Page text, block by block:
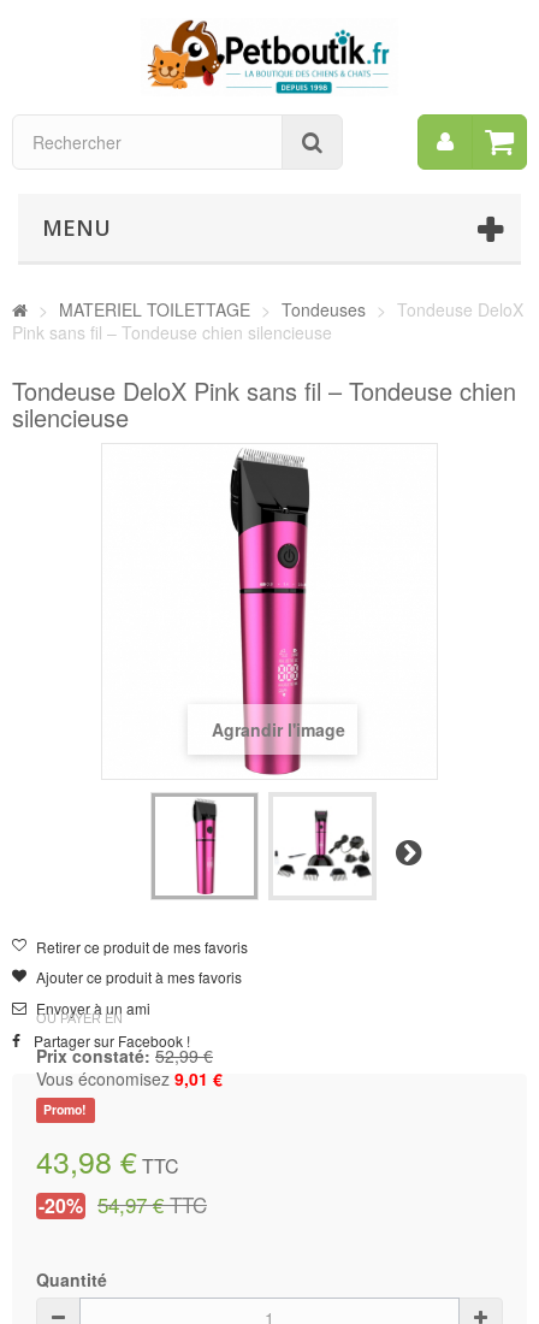
Mon
MENU
> MATERIEL TOILETTAGE > Tondeuses > Tondeuse DeloX
Pink sans fil – Tondeuse chien silencieuse
Tondeuse DeloX Pink sans fil – Tondeuse chien
silencieuse
Agrandir l'image
Suivant
Retirer ce produit de mes favoris
Ajouter ce produit à mes favoris
Envoyer à un ami
Partager sur Facebook !
OU PAYER EN
Prix constaté: 52,99 €
Vous économisez 9,01 €
Promo!
43,98 €TTC
-20% 54,97 €TTC
Quantité